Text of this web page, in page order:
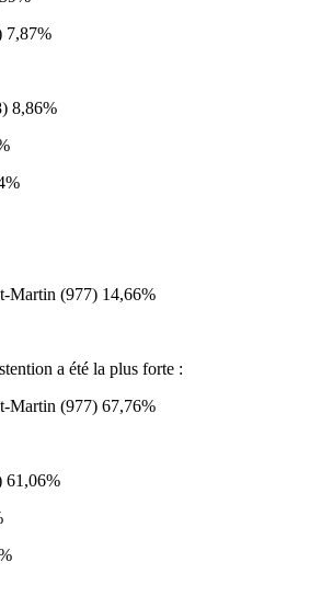
7,87%
8,86%
Martin (977) 14,66%
a été la plus forte :
Martin (977) 67,76%
61,06%